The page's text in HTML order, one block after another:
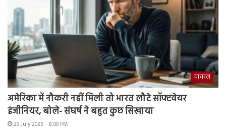
वायरल
अमेरिका में नौकरी नहीं मिली तो भारत लौटे सॉफ्टवेयर
इंजीनियर, बोले- संघर्ष ने बहुत कुछ सिखाया
29 July 2026 - 8:00 PM